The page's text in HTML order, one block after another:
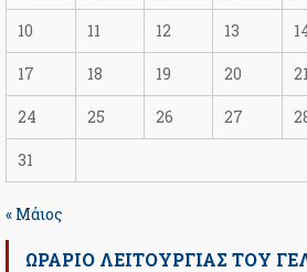
10 11 12 13
17 18 19 20 21
24 25 26 27
31
« Μάιος
ΩΡΆΡΙΟ ΛΕΙΤΟΥΡΓΊΑΣ ΤΟΥ